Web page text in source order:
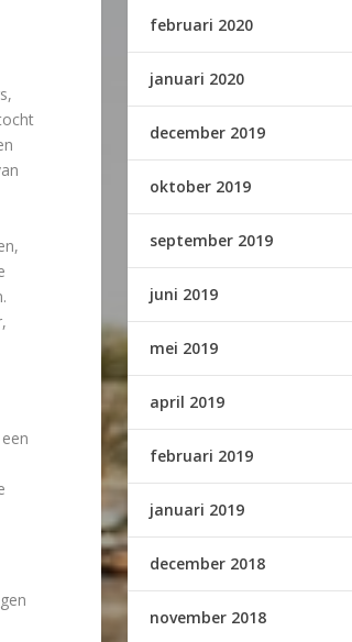
februari 2020
januari 2020
december 2019
oktober 2019
september 2019
juni 2019
mei 2019
april 2019
februari 2019
januari 2019
december 2018
november 2018